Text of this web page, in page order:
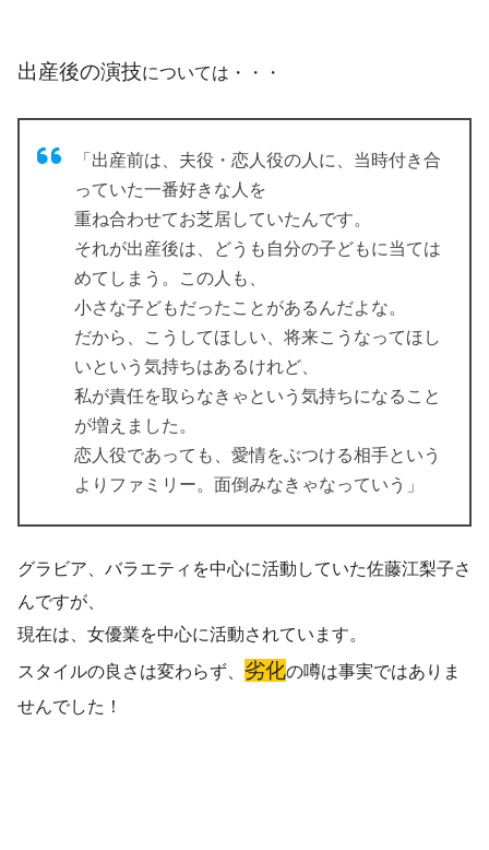
出産後の演技については・・・
「出産前は、夫役・恋人役の人に、当時付き合
っていた一番好きな人を
重ね合わせてお芝居していたんです。
それが出産後は、どうも自分の子どもに当ては
めてしまう。この人も、
小さな子どもだったことがあるんだよな。
だから、こうしてほしい、将来こうなってほし
いという気持ちはあるけれど、
私が責任を取らなきゃという気持ちになること
が増えました。
恋人役であっても、愛情をぶつける相手という
よりファミリー。面倒みなきゃなっていう」
グラビア、バラエティを中心に活動していた佐藤江梨子さ
んですが、
現在は、女優業を中心に活動されています。
スタイルの良さは変わらず、 劣化の噂は事実ではありま
せんでした！